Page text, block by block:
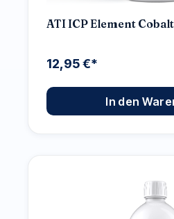
ATI ICP Element
12,95 €*
In den